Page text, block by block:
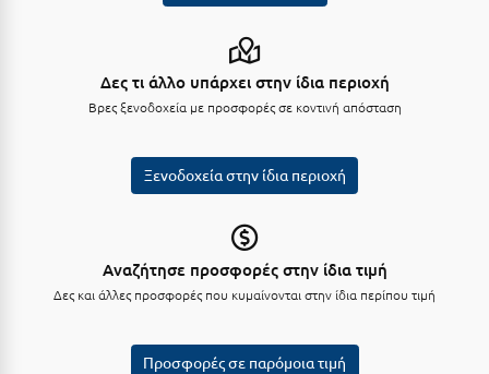
Νέοι Πόροι Πιερίας
Ορεινή Αρκαδία
Δες τι άλλο υπάρχει στην ίδια περιοχή
Βρες ξενοδοχεία με προσφορές σε κοντινή απόσταση
Ξενοδοχεία στην ίδια περιοχή
Αναζήτησε προσφορές στην ίδια τιμή
Δες και άλλες προσφορές που κυμαίνονται στην ίδια περίπου τιμή
Προσφορές σε παρόμοια τιμή